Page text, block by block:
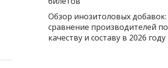
Обзор инозитоловых добавок:
сравнение производителей по
качеству и составу в 2026 году